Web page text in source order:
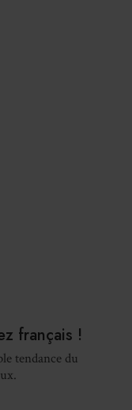
français !
tendance du